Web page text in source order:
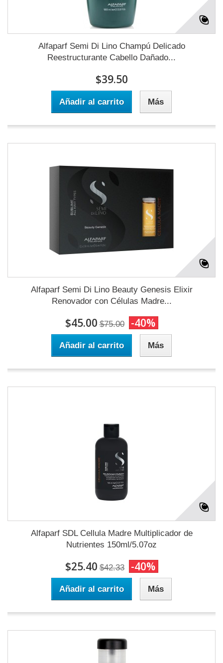
Alfaparf Semi Di Lino Champú Delicado
Reestructurante Cabello Dañado...
$39.50
Añadir al carrito Más
Alfaparf Semi Di Lino Beauty Genesis Elixir
Renovador con Células Madre...
$45.00 $75.00 -40%
Añadir al carrito Más
Alfaparf SDL Cellula Madre Multiplicador de
Nutrientes 150ml/5.07oz
$25.40 $42.33 -40%
Añadir al carrito Más